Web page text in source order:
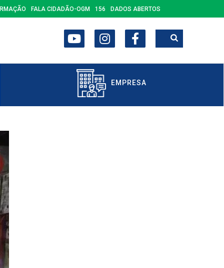
FALA CIDADÃO-OGM 156 DADOS ABERTOS
EMPRESA